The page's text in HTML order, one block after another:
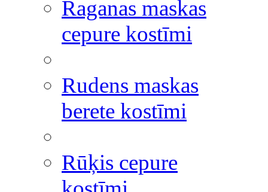
Raganas maskas
cepure kostīmi
Rudens maskas
berete kostīmi
Rūķis cepure